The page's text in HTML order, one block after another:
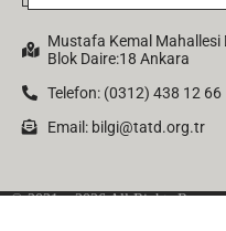
Mustafa Kemal Mahallesi
Blok Daire:18 Ankara
Telefon: (0312) 438 12 66
Email: bilgi@tatd.org.tr
© 2021 – 2026 All Rights